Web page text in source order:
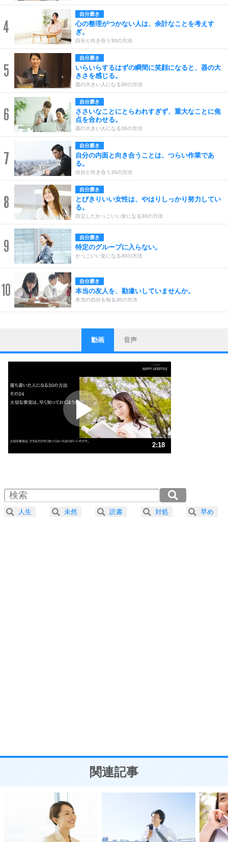
4
自分磨き
心の整理がつかない人は、余計なことを考えす
ぎ。
自分と向き合う30の方法
5
自分磨き
いらいらするはずの瞬間に笑顔になると、器の大
きさを感じる。
器の大きい人になる30の方法
6
自分磨き
ささいなことにとらわれすぎず、重大なことに焦
点を合わせる。
器の大きい人になる30の方法
7
自分磨き
自分の内面と向き合うことは、つらい作業であ
る。
自分と向き合う30の方法
8
自分磨き
とびきりいい女性は、やはりしっかり努力してい
る。
自立したかっこいい女になる30の方法
9 自分磨き
特定のグループに入らない。
かっこいい女になる30の方法
10 自分磨き
本当の友人を、勘違いしていませんか。
本当の自分を知る30の方法
1
ストレス対策
他人と比べない。
いっそのこと、他人を見ない。
いらいらしない人になる30の方法
プラス思考
ポジティブになれない原因は、行動しないから。
ポジティブ思考になる30の方法
ストレス対策
人生、なんとかなるもの。
気楽に生きる30の方法
4 器の大きい人は、怒りを優しさで表現する。
プラス思考
ことが大切。
動画 音声
2:18
2.0倍速 （272KB 1分9秒）
2.5倍速 （218KB 55秒）
3.0倍速 （182KB 46秒）
人生 未然 読書 対処 早め
関連記事